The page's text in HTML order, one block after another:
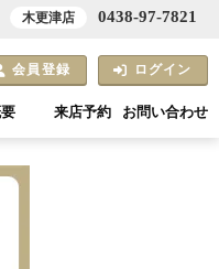
会員登録 ログイン
来店予約 お問い合わせ
木更津店 0438-97-7821